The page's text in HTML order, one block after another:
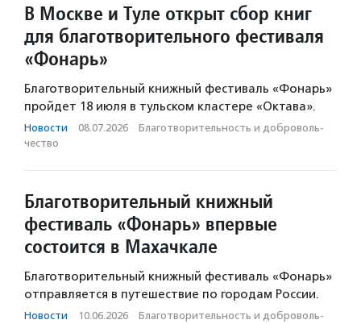
В Москве и Туле открыт сбор книг
для благотворительного фестиваля
«Фонарь»
Благотворительный книжный фестиваль «Фонарь»
пройдет 18 июля в тульском кластере «Октава».
Новости · 08.07.2026 · Благотвори­тель­ность и доброволь­
чест­во
Благотворительный книжный
фестиваль «Фонарь» впервые
состоится в Махачкале
Благотворительный книжный фестиваль «Фонарь»
отправляется в путешествие по городам России.
Новости · 10.06.2026 · Благотвори­тель­ность и доброволь­